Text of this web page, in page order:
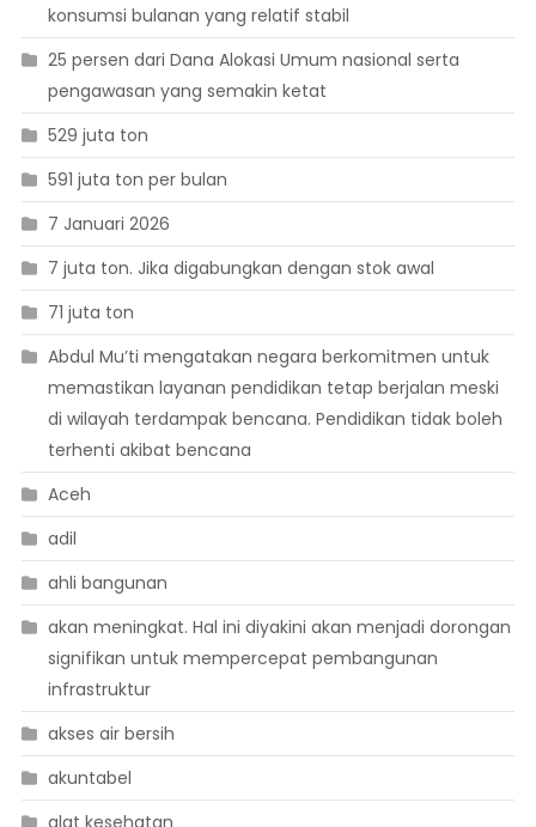
konsumsi bulanan yang relatif stabil
25 persen dari Dana Alokasi Umum nasional serta
pengawasan yang semakin ketat
529 juta ton
591 juta ton per bulan
7 Januari 2026
7 juta ton. Jika digabungkan dengan stok awal
71 juta ton
Abdul Mu’ti mengatakan negara berkomitmen untuk
memastikan layanan pendidikan tetap berjalan meski
di wilayah terdampak bencana. Pendidikan tidak boleh
terhenti akibat bencana
Aceh
adil
ahli bangunan
akan meningkat. Hal ini diyakini akan menjadi dorongan
signifikan untuk mempercepat pembangunan
infrastruktur
akses air bersih
akuntabel